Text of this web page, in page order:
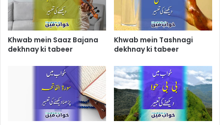
Khwab mein Saaz Bajana
dekhnay ki tabeer
Khwab mein Tashnagi
dekhnay ki tabeer